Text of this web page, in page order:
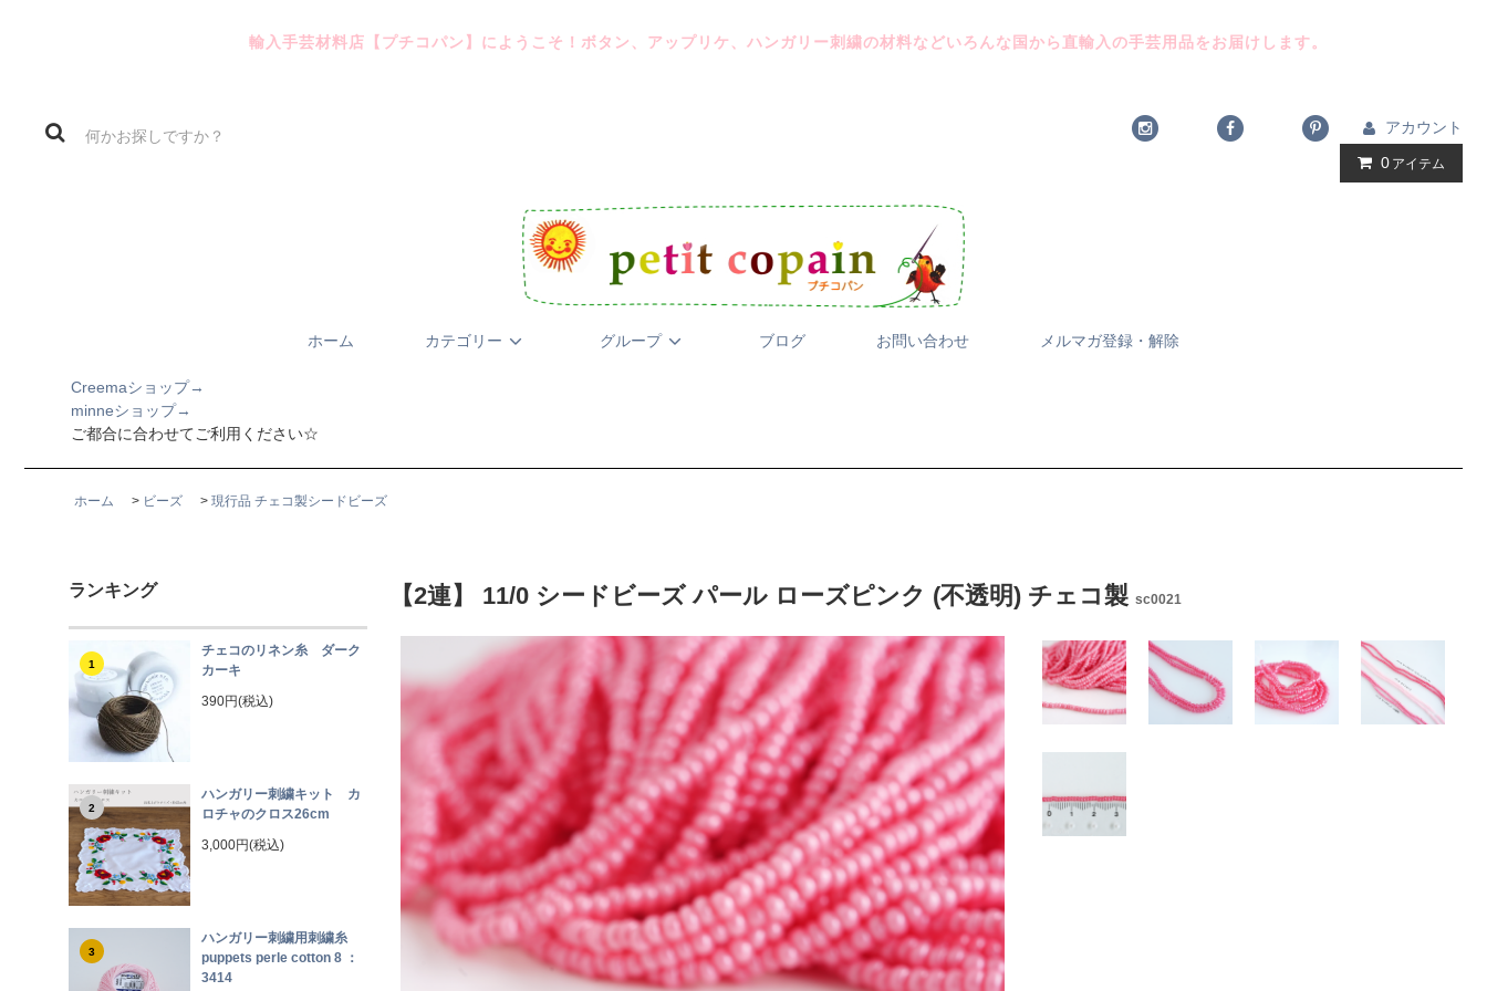
輸入手芸材料店【プチコパン】にようこそ！ボタン、アップリケ、ハンガリー刺繍の材料などいろんな国から直輸入の手芸用品をお届けします。
アカウント
0 アイテム
ホーム カテゴリー グループ ブログ お問い合わせ メルマガ登録・解除
Creemaショップ→
minneショップ→
ご都合に合わせてご利用ください☆
ホーム > ビーズ > 現行品 チェコ製シードビーズ
ランキング
1
チェコのリネン糸 ダーク
カーキ
390円(税込)
2
ハンガリー刺繍キット カ
ロチャのクロス26cm
3,000円(税込)
3
ハンガリー刺繍用刺繍糸
puppets perle cotton 8 ：
3414
【2連】 11/0 シードビーズ パール ローズピンク (不透明) チェコ製 sc0021